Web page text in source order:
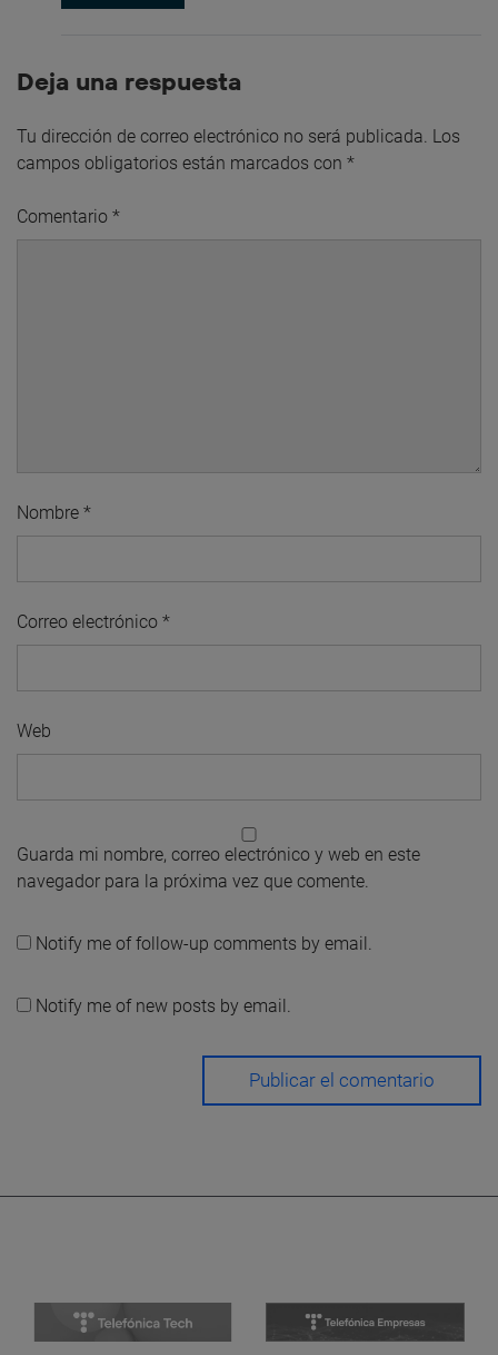
Deja una respuesta
Tu dirección de correo electrónico no será publicada. Los
campos obligatorios están marcados con *
Comentario *
Nombre *
Correo electrónico *
Web
Guarda mi nombre, correo electrónico y web en este
navegador para la próxima vez que comente.
Notify me of follow-up comments by email.
Notify me of new posts by email.